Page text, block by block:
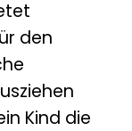
den
Kind die